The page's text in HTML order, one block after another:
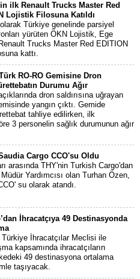
ilk Renault Trucks Master Red
Lojistik Filosuna Katıldı
Türkiye genelinde parsiyel
yürüten ÖKN Lojistik, Ege
Trucks Master Red EDITION
kattı.
RO-RO Gemisine Dron
Durumu Ağır
dron saldırısına uğrayan
yangın çıktı. Gemide
tahliye edilirken, ilk
3 personelin sağlık durumunun ağır
Cargo CCO'su Oldu
arasında THY'nin Turkish Cargo'dan
Yardımcısı olan Turhan Özen,
su olarak atandı.
İhracatçıya 49 Destinasyonda
İhracatçılar Meclisi ile
kapsamında ihracatçıların
49 destinasyona ortalama
taşıyacak.